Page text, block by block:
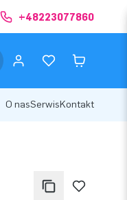
+48223077860
O nasSerwisKontakt